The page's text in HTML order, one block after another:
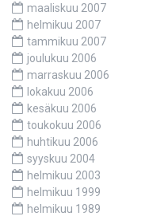
maaliskuu 2007
helmikuu 2007
tammikuu 2007
joulukuu 2006
marraskuu 2006
lokakuu 2006
kesäkuu 2006
toukokuu 2006
huhtikuu 2006
syyskuu 2004
helmikuu 2003
helmikuu 1999
helmikuu 1989